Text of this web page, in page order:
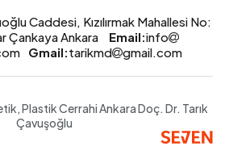
Caddesi, Kızılırmak Mahallesi No:
Çankaya Ankara
Email:info
Gmail:tarikmd gmail.com
Plastik Cerrahi AnkaraDoç. Dr. Tarık
Çavuşoğlu